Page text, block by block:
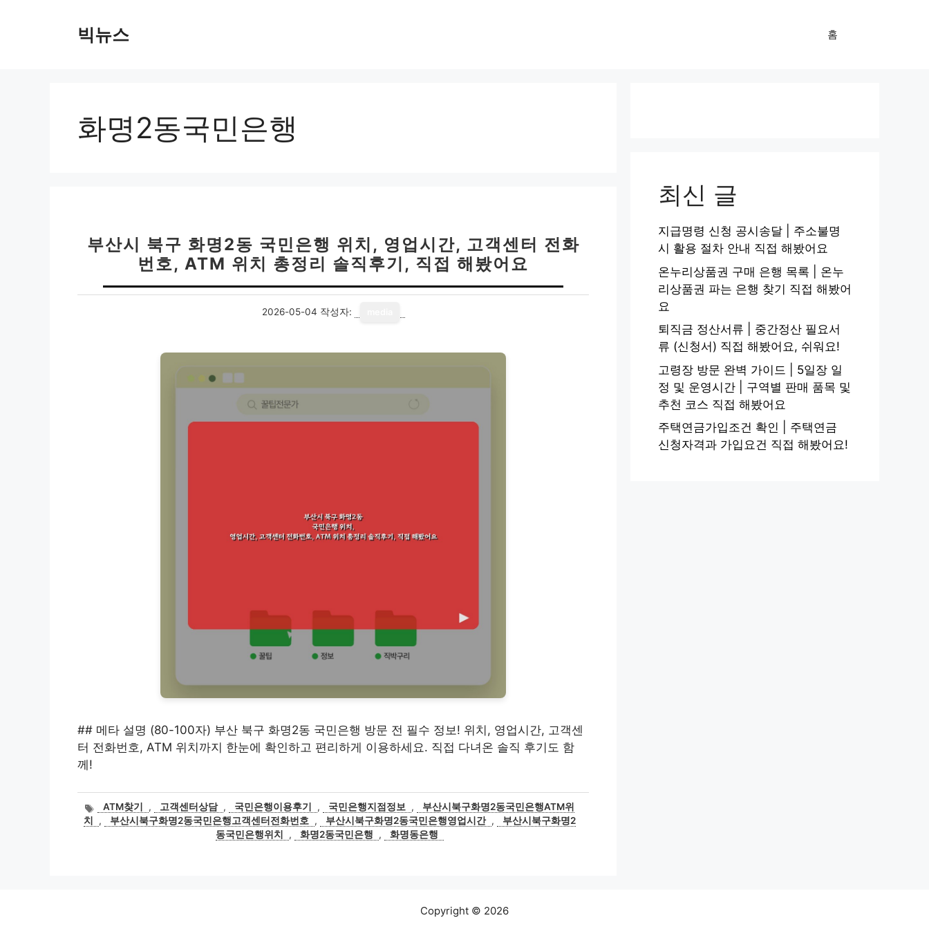
빅뉴스 홈
화명2동국민은행
부산시 북구 화명2동 국민은행 위치, 영업시간, 고객센터 전화
번호, ATM 위치 총정리 솔직후기, 직접 해봤어요
2026-05-04 작성자:
## 메타 설명 (80-100자) 부산 북구 화명2동 국민은행 방문 전 필수 정보! 위치, 영업시간, 고객센
터 전화번호, ATM 위치까지 한눈에 확인하고 편리하게 이용하세요. 직접 다녀온 솔직 후기도 함
께!
태ATM찾기 , 고객센터상담 , 국민은행이용후기 , 국민은행지점정보 ,
부산시북구화명2동국민은행ATM위
치
, 부산시북구화명2동국민은행고객센터전화번호 , 부산시북구화명2동국민은행영업시간 ,
부산시북구화명2
동국민은행위치
, 화명2동국민은행 , 화명동은행
최신 글
지급명령 신청 공시송달 | 주소불명
시 활용 절차 안내 직접 해봤어요
온누리상품권 구매 은행 목록 | 온누
리상품권 파는 은행 찾기 직접 해봤어
요
퇴직금 정산서류 | 중간정산 필요서
류 (신청서) 직접 해봤어요, 쉬워요!
고령장 방문 완벽 가이드 | 5일장 일
정 및 운영시간 | 구역별 판매 품목 및
추천 코스 직접 해봤어요
주택연금가입조건 확인 | 주택연금
신청자격과 가입요건 직접 해봤어요!
Copyright © 2026